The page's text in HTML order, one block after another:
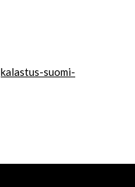
kalastus-suomi-